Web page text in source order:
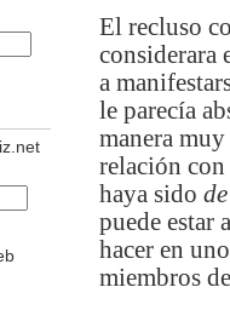
El recluso
considerara
a
le parecía
manera
relación con
haya sido de
puede estar
hacer en
miembros